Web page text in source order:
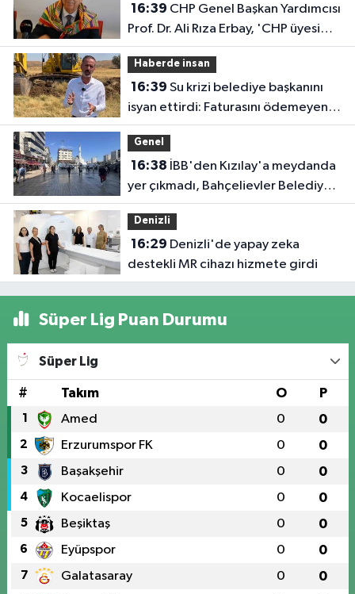
16:39
Prof. Dr. Ali Rıza Erbay, 'CHP üyesi
olmak inanç ister, emek ister, yürek
ister'
Haberde insan
16:39
isyan ettirdi: Faturasını ödemeyen
vatandaşlara böyle seslendi
Genel
16:38
yer çıkmadı, Bahçelievler Belediyesi
yer tahsis etti
Denizli
16:29
destekli MR cihazı hizmete girdi
Süper Lig Puan Durumu
Süper Lig
# Takım O P
1 Amed 0 0
2 Erzurumspor FK 0 0
3 Başakşehir 0 0
4 Kocaelispor 0 0
5 Beşiktaş 0 0
6 Eyüpspor 0 0
7 Galatasaray 0 0